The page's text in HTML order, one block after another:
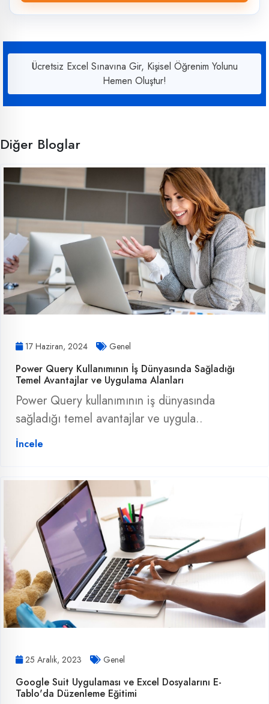
Ücretsiz Excel Sınavına Gir, Kişisel Öğrenim Yolunu
Hemen Oluştur!
Diğer Bloglar
17 Haziran, 2024 Genel
Power Query Kullanımının İş Dünyasında Sağladığı
Temel Avantajlar ve Uygulama Alanları
Power Query kullanımının iş dünyasında
sağladığı temel avantajlar ve uygula..
İncele
25 Aralık, 2023 Genel
Google Suit Uygulaması ve Excel Dosyalarını E-
Tablo'da Düzenleme Eğitimi